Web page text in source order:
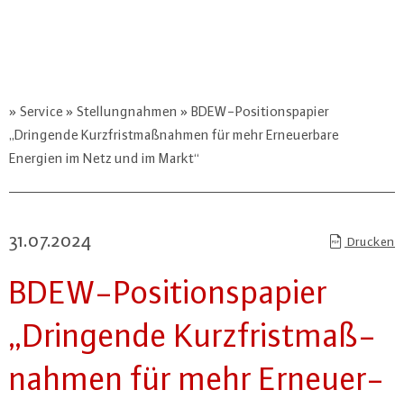
Service Stellungnahmen
BDEW-Positionspapier
„Dringende Kurzfristmaßnahmen für mehr Erneuerbare
Energien im Netz und im Markt“
31.07.2024 Drucken
BDEW-Po­si­ti­ons­pa­pier
„Dringende Kurz­frist­maß­
nah­men für mehr Er­neu­er­